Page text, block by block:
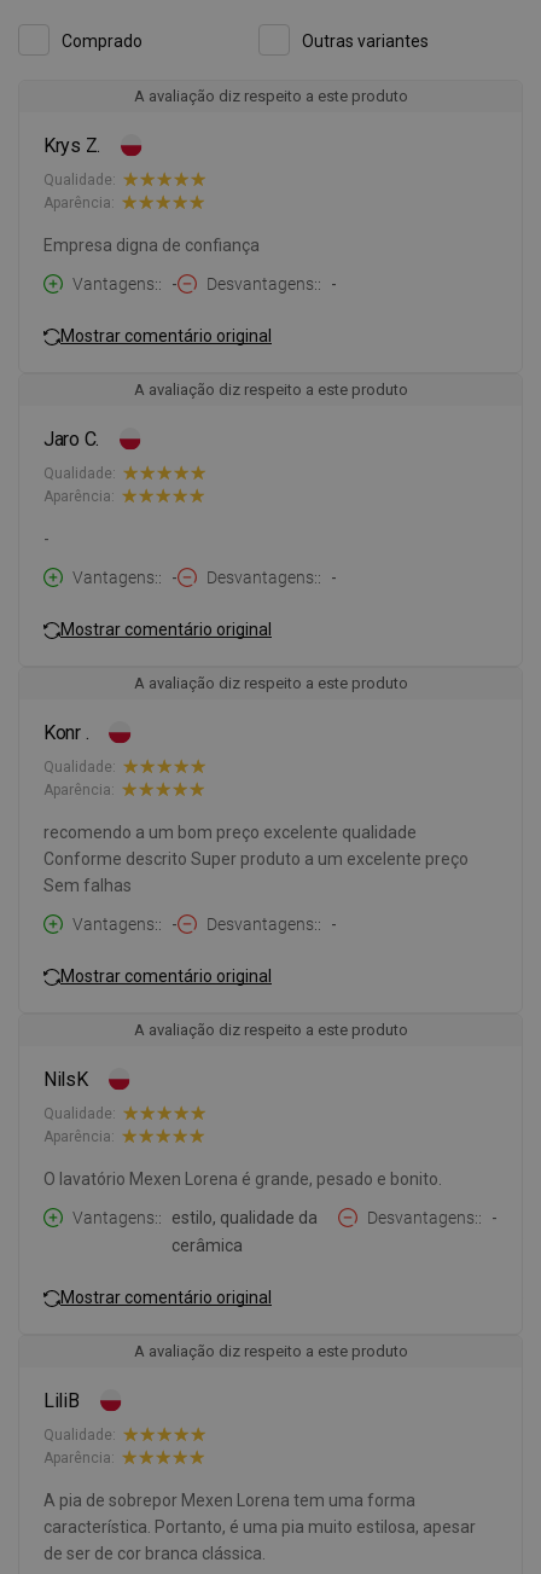
Comprado Outras variantes
A avaliação diz respeito a este produto
Krys Z.
Qualidade:
Aparência:
Empresa digna de confiança
Vantagens:
- Desvantagens: -
Mostrar comentário original
A avaliação diz respeito a este produto
Jaro C.
Qualidade:
Aparência:
-
Vantagens:
- Desvantagens: -
Mostrar comentário original
A avaliação diz respeito a este produto
Konr .
Qualidade:
Aparência:
recomendo a um bom preço excelente qualidade
Conforme descrito Super produto a um excelente preço
Sem falhas
Vantagens:
- Desvantagens: -
Mostrar comentário original
A avaliação diz respeito a este produto
NilsK
Qualidade:
Aparência:
O lavatório Mexen Lorena é grande, pesado e bonito.
Vantagens:
estilo, qualidade da
cerâmica
Desvantagens: -
Mostrar comentário original
A avaliação diz respeito a este produto
LiliB
Qualidade:
Aparência:
A pia de sobrepor Mexen Lorena tem uma forma
característica. Portanto, é uma pia muito estilosa, apesar
de ser de cor branca clássica.